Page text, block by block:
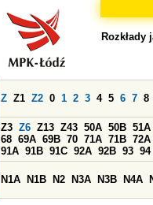
Rozkłady
Z Z1 Z2 0 1 2 3 4 5 6 7 8
Z3 Z6 Z13 Z43 50A 50B 51A
68 69A 69B 70 71A 71B 72A
91A 91B 91C 92A 92B 93 94
N1A N1B N2 N3A N3B N4A